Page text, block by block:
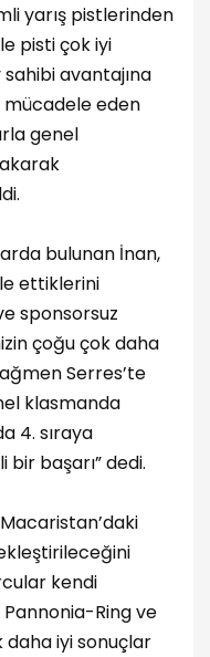
yarış pistlerinden
pisti çok iyi
avantajına
eden
genel
bulunan İnan,
ettiklerini
sponsorsuz
çoğu çok daha
Serres’te
klasmanda
4. sıraya
bir başarı” dedi.
kendi
Ring ve
daha iyi sonuçlar